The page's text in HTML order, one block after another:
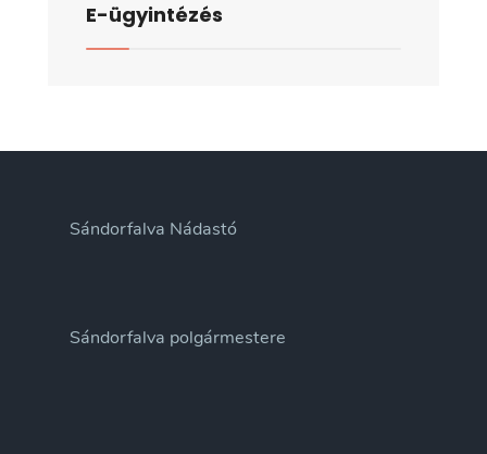
E-ügyintézés
Sándorfalva Nádastó
Sándorfalva polgármestere